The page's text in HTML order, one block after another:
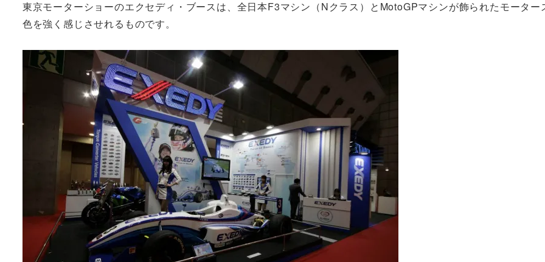
東京モーターショーのエクセディ・ブースは、全日本F3マシン（Nクラス）とMotoGPマシンが飾られたモーター
色を強く感じさせれるものです。